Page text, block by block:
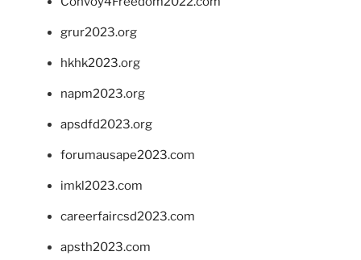
grur2023.org
hkhk2023.org
napm2023.org
apsdfd2023.org
forumausape2023.com
imkl2023.com
careerfaircsd2023.com
apsth2023.com